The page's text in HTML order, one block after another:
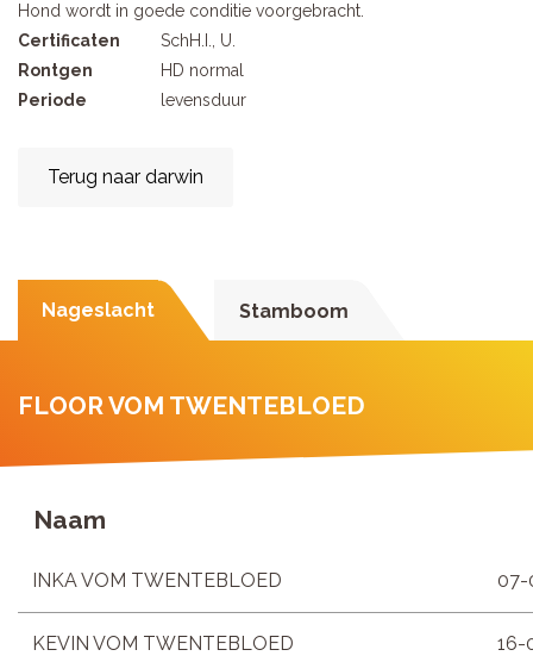
Hond wordt in goede conditie voorgebracht.
Certificaten
SchH.I., U.
Rontgen
HD normal
Periode
levensduur
Terug naar darwin
Nageslacht Stamboom
FLOOR VOM TWENTEBLOED
Naam
INKA VOM TWENTEBLOED 07-
KEVIN VOM TWENTEBLOED 16-